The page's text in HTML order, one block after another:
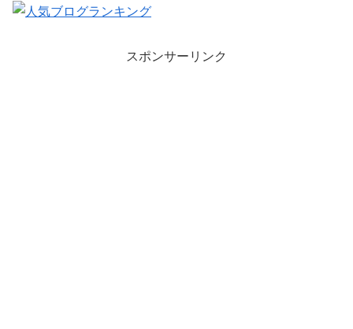
スポンサーリンク